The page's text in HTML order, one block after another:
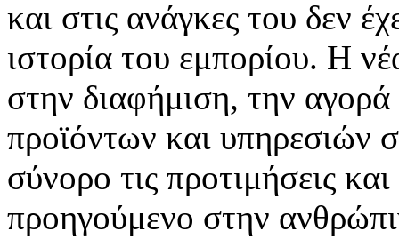
και στις ανάγκες του δεν
ιστορία του εμπορίου. Η
στην διαφήμιση, την
προϊόντων και υπηρεσιών
σύνορο τις προτιμήσεις
προηγούμενο στην